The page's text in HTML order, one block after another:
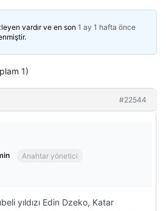
vardır ve en son 1 ay 1 hafta önce
1)
#22544
Anahtar yönetici
yıldızı Edin Dzeko, Katar